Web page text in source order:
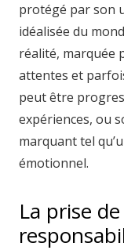
protégé par son
idéalisée du
réalité, marquée
attentes et
peut être
expériences, ou
marquant tel
émotionnel.
La prise